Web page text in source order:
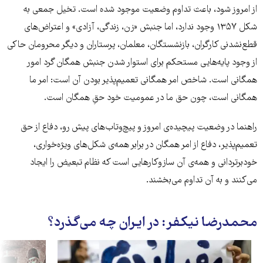
از امروز شود، باعث تداوم وضعیت موجود شده است. تخیل جمعی به
شکل ۱۳۵۷ وجود ندارد، اما جنبش «زن، زندگی، آزادی» و اعتراض‌های
قطع‌نشدنی کارگران، بازنشستگان، معلمان، پرستاران و دیگر محرومان حاکی
از وجود پایه‌هایی مستحکم برای استوار شدن جنبش همگان گرد امور
همگانی است. شاخص امر همگانی تعمیم‌پذیر بودن آن است: امر ما
همگانی است، چون حق ما در عمومیت‌ خود حقِ همگان است.
راهنما در وضعیت پیچیده‌ی امروز و پیچ‌وتاب‌های پیش رو، دفاع از حق
تعمیم‌پذیر، دفاع از امر همگان در برابر همه‌ی شکل‌های ویژه‌خواری،
خودبرتردانی و همه‌ی آن سازوکارهایی است که نظام تبعیض را ایجاد
می‌کنند و به آن تداوم می‌بخشند.
محمدرضا نیکفر: در ایران چه می‌گذرد؟